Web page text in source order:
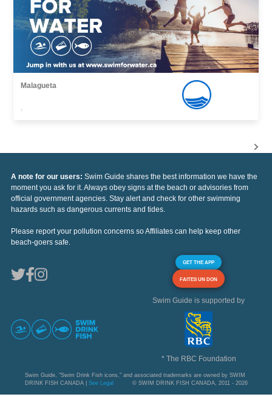
Malagueta
,
A note for our users: Swim Guide shares the best information we have the
moment you ask for it. Always obey signs at the beach or advisories from
official government agencies. Stay alert and check for other swimming
hazards such as dangerous currents and tides.
Please report your pollution concerns so Affiliates can help keep other
beach-goers safe.
GET THE APP
FAITES UN DON
Swim Guide is supported by
* The RBC Foundation
Swim Guide, "Swim Drink Fish icons," and associated trademarks are owned by SWIM
DRINK FISH CANADA | See Legal © SWIM DRINK FISH CANADA, 2011 - 2026